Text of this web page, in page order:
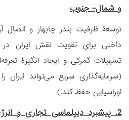
و شمال- جنوب
توسعۀ ظرفیت بندر چابهار و
داخلی برای تقویت نقش ایران در
تسهیلات گمرکی و ایجاد انگیزۀ
(سرمایه‌گذاری سریع می‌تواند ایران
اوراسیایی حفظ کند.)
2. پیشبرد دیپلماسی تجاری و